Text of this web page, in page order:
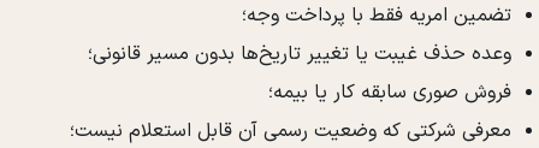
تضمین امریه فقط با پرداخت وجه؛
وعده حذف غیبت یا تغییر تاریخ‌ها بدون مسیر قانونی؛
فروش صوری سابقه کار یا بیمه؛
معرفی شرکتی که وضعیت رسمی آن قابل استعلام نیست؛